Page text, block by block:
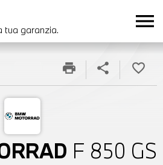
tua garanzia. menu
F 850 GS
print share favorite_border